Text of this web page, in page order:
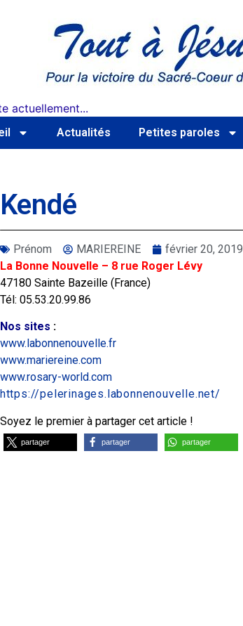
actuellement...
Actualités Petites paroles
Kendé
Prénom MARIEREINE
février 20, 2019
La Bonne Nouvelle – 8 rue Roger Lévy
47180 Sainte Bazeille (France)
Tél: 05.53.20.99.86
Nos sites :
www.labonnenouvelle.fr
www.mariereine.com
www.rosary-world.com
https://pelerinages.labonnenouvelle.net/
Soyez le premier à partager cet article !
partager partager partager